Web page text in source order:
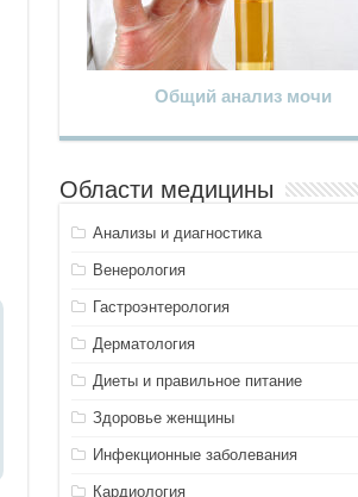
Общий анализ мочи
Области медицины
Анализы и диагностика
Венерология
Гастроэнтерология
Дерматология
Диеты и правильное питание
Здоровье женщины
Инфекционные заболевания
Кардиология